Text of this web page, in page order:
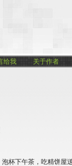
给我 关于作者
杯下午茶，吃精饼屋